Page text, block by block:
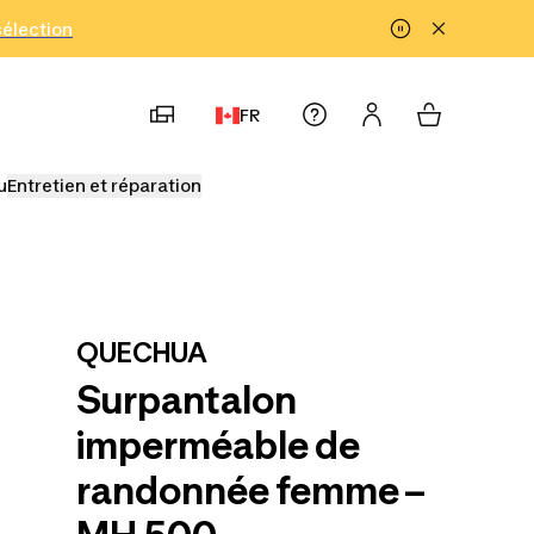
FR
Entretien et réparation
QUECHUA
Surpantalon
imperméable de
randonnée femme –